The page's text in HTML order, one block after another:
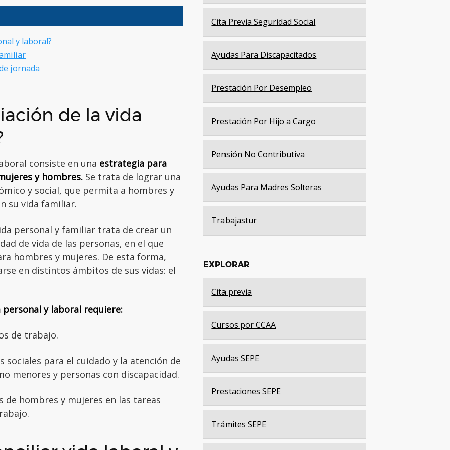
y laboral?
jornada
de la vida
consiste en una estrategia para
y hombres. Se trata de lograr una
y social, que permita a hombres y
su vida familiar.
personal y familiar trata de crear un
de vida de las personas, en el que
hombres y mujeres. De esta forma,
en distintos ámbitos de sus vidas: el
y laboral requiere:
de trabajo.
para el cuidado y la atención de
menores y personas con discapacidad.
de hombres y mujeres en las tareas
Cita Previa Seguridad Social
Ayudas Para Discapacitados
Prestación Por Desempleo
Prestación Por Hijo a Cargo
Pensión No Contributiva
Ayudas Para Madres Solteras
Trabajastur
EXPLORAR
Cita previa
Cursos por CCAA
Ayudas SEPE
Prestaciones SEPE
Trámites SEPE